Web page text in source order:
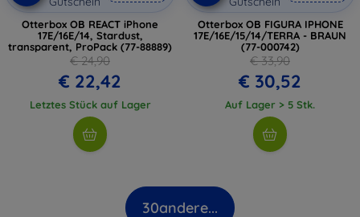
Otterbox OB REACT iPhone
17E/16E/14, Stardust,
transparent, ProPack (77-88889)
€ 24,90
€ 22,42
Letztes Stück auf Lager
Otterbox OB FIGURA IPHONE
17E/16E/15/14/TERRA - BRAUN
(77-000742)
€ 33,90
€ 30,52
Auf Lager > 5 Stk.
30andere...